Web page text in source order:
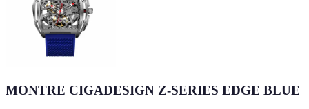
MONTRE CIGADESIGN Z-SERIES EDGE BLUE